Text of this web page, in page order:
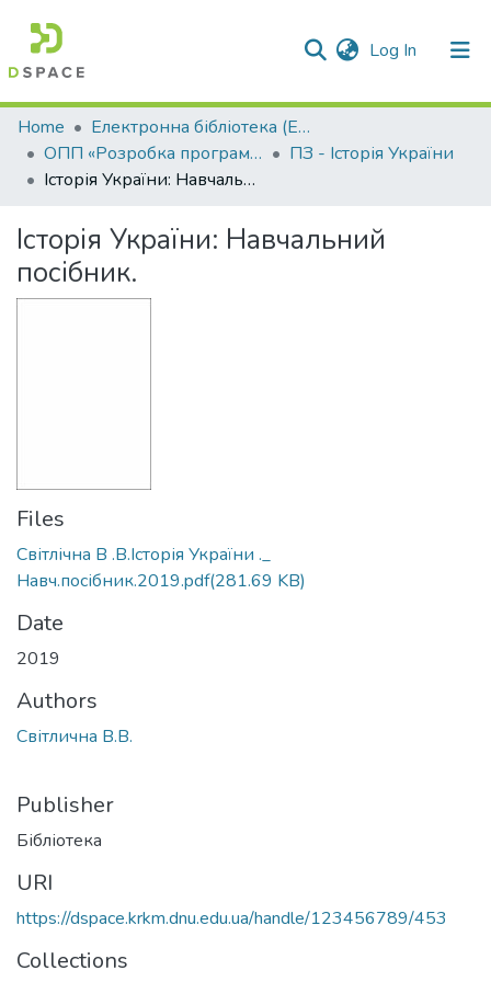
Log In (current)
Communities & Collections
All of DSpace
Home
Електронна бібліотека (E-Book)
ОПП «Розробка програмного забезпечення»
ПЗ - Історія України
Історія України: Навчальний посібник.
Історія України: Навчальний
посібник.
Files
Світлічна В .В.Історія України ._
Навч.посібник.2019.pdf(281.69 KB)
Date
2019
Authors
Світлична В.В.
Publisher
Бібліотека
URI
https://dspace.krkm.dnu.edu.ua/handle/123456789/453
Collections